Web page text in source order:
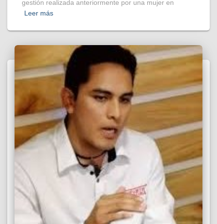
gestión realizada anteriormente por una mujer en
Leer más